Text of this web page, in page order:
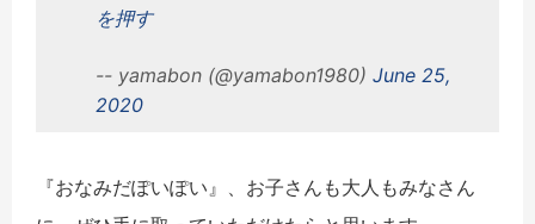
を押す
-- yamabon (@yamabon1980) June 25,
2020
『おなみだぽいぽい』、お子さんも大人もみなさん